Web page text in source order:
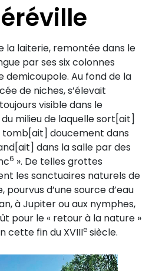
la laiterie, remontée dans le
par ses six colonnes
demicoupole. Au fond de la
de niches, s’élevait
visible dans le
milieu de laquelle sort[ait]
tomb[ait] doucement dans
dans la salle par des
6 ». De telles grottes
les sanctuaires naturels de
pourvus d’une source d’eau
à Jupiter ou aux nymphes,
pour le « retour à la nature »
cette fin du XVIIIe siècle.